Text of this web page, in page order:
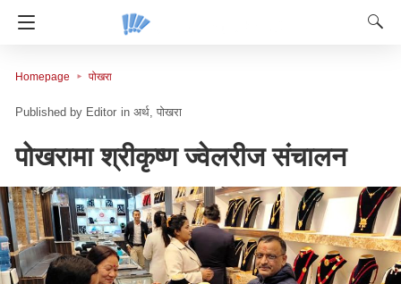
Homepage पोखरा
Editor in अर्थ पोखरा
पोखरामा श्रीकृष्ण ज्वेलरीज संचालन